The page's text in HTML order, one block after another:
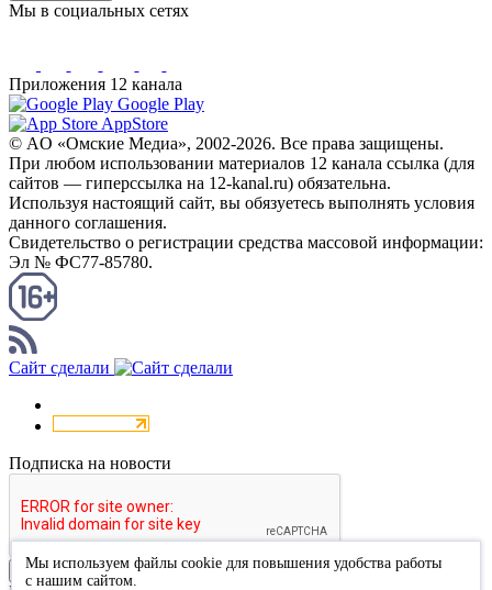
Мы в социальных сетях
Приложения 12 канала
Google Play
AppStore
© AO «Омские Медиа», 2002-2026. Все права защищены.
При любом использовании материалов 12 канала ссылка (для
сайтов — гиперссылка на 12-kanal.ru) обязательна.
Используя настоящий сайт, вы обязуетесь выполнять условия
данного соглашения.
Свидетельство о регистрации средства массовой информации:
Эл № ФС77-85780.
Сайт сделали
Подписка на новости
Подписаться
Мы используем файлы cookie для повышения удобства работы
с нашим сайтом.